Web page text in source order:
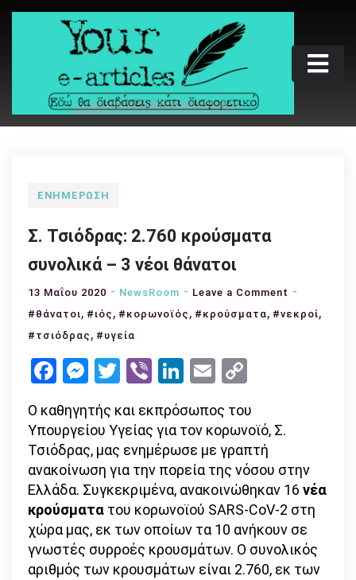
Skip
Your e-articles
Εδώ θα διαβάσεις κάτι διαφορετικό
ΕΝΗΜΈΡΩΣΗ
Σ. Τσιόδρας: 2.760 κρούσματα
συνολικά – 3 νέοι θάνατοι
13 Μαΐου 2020 NewsRoom Leave a Comment on
Σ.
θάνατοι
#θάνατοι, #ιός , #κορωνοϊός , #κρούσματα, #νεκροί,
#τσιόδρας , #υγεία
Facebook
Messenger
Twitter
ViberLinkedIn
Email
Ο καθηγητής και εκπρόσωπος του
Υπουργείου Υγείας για τον κορωνοϊό, Σ.
Τσιόδρας, μας ενημέρωσε με γραπτή
ανακοίνωση για την πορεία της νόσου στην
Ελλάδα. Συγκεκριμένα, ανακοινώθηκαν 16 νέα
κρούσματα του κορωνοϊού SARS-CoV-2 στη
χώρα μας, εκ των οποίων τα 10 ανήκουν σε
γνωστές συρροές κρουσμάτων. Ο συνολικός
αριθμός των κρουσμάτων είναι 2.760, εκ των